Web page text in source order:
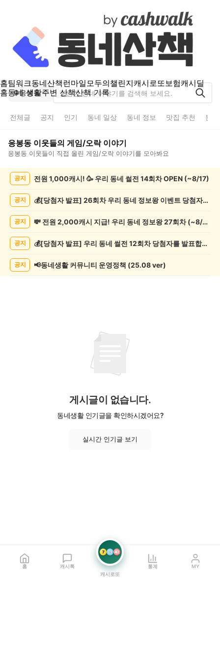
홈팀워크동네산책런마일모두의챌린지캐시로또보험캐시딜
홈동네 생활주변 산책산책 기록
응봉동
전체글 공지 인기 동네 일상 동네 정보 맛집 추천 분
응봉동 이웃들의 게임/오락이야기
응봉동 이웃들이 직접 올린 게임/오락 이야기를 모아봐요
록
공지 전원 1,000캐시! 🥳 우리 동네 썰전 14회차 OPEN (~8/17)
공지 💰[당첨자 발표] 26회차 우리 동네 정보왕 이벤트 당첨자를 발표합니다!
공지 💸 전원 2,000캐시 지급! 우리 동네 정보왕 27회차 (~8/10)
공지 💰[당첨자 발표] 우리 동네 썰전 12회차 당첨자를 발표합니다!
공지 📢동네생활 커뮤니티 운영정책 (25.08 ver)
게시글이 없습니다.
동네생활 인기글을 확인하시겠어요?
실시간 인기글 보기
홈 캐시톡
7 21 42
캐시로또
통계 MY